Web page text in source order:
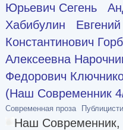
Юрьевич Сегень
Хабибулин
Константинович
Алексеевна
Федорович
(Наш Современник
Современная проза
Наш